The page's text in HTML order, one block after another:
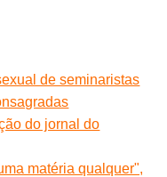
de seminaristas
do jornal do
matéria qualquer",